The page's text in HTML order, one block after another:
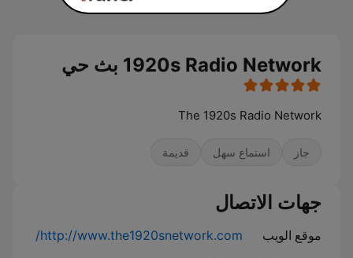
1920s Radio Network بث حي
The 1920s Radio Network
جاز استماع سهل قديمة
جهات الاتصال
موقع الويب http://www.the1920snetwork.com/